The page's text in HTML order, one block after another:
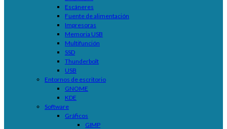
Escáneres
Fuente de alimentación
Impresoras
Memoria USB
Multifunción
SSD
Thunderbolt
USB
Entornos de escritorio
GNOME
KDE
Software
Gráficos
GIMP